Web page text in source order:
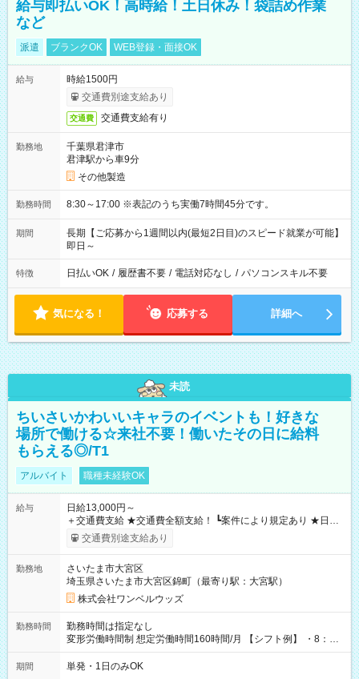
給与即払いOK！高時給！土日休み！袋詰め作業
など
派遣 ブランクOK WEB登録・面接OK
給与
時給1500円
交通費別途支給あり
交通費 交通費支給有り
勤務地
千葉県君津市
君津駅から車9分
その他製造
勤務時間 8:30～17:00 ※表記のうち実働7時間45分です。
期間
長期【ご応募から1週間以内(最短2日目)のスピード就業が可能】
即日～
特徴 日払いOK / 履歴書不要 / 電話対応なし / パソコンスキル不要
気になる！ 応募する 詳細へ
未読
ちいさいかわいいキャラのイベントも！好きな
場所で働ける☆来社不要！働いたその日に給料
もらえる◎/T1
アルバイト 職種未経験OK
給与
日給13,000円～
＋交通費支給 ★交通費全額支給！ ┗案件により規定あり ★日払
いOK！（規定あり） ┗働いたその日に現金GET♪ お仕事後はコ
ンビニATMから 日払い分を引き落とせます！ 【試用期間】試
交通費別途支給あり
勤務地
さいたま市大宮区
埼玉県さいたま市大宮区錦町（最寄り駅：大宮駅）
株式会社ワンベルウッズ
勤務時間
勤務時間は指定なし
変形労働時間制 想定労働時間160時間/月 【シフト例】 ・8：00
～21：00
期間 単発・1日のみOK